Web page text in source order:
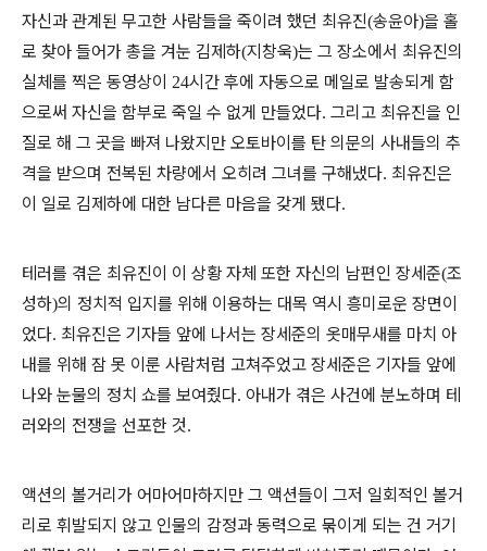
자신과 관계된 무고한 사람들을 죽이려 했던 최유진(송윤아)을 홀
로 찾아 들어가 총을 겨눈 김제하(지창욱)는 그 장소에서 최유진의
실체를 찍은 동영상이
24시간 후에 자동으로 메일로 발송되게 함
으로써 자신을 함부로 죽일 수 없게 만들었다. 그리고 최유진을 인
질로 해 그 곳을 빠져 나왔지만 오토바이를 탄 의문의 사내들의 추
격을 받으며 전복된 차량에서 오히려 그녀를 구해냈다. 최유진은
이 일로 김제하에 대한 남다른 마음을 갖게 됐다.
테러를 겪은 최유진이 이 상황 자체 또한 자신의 남편인 장세준(조
성하)의 정치적 입지를 위해 이용하는 대목 역시 흥미로운 장면이
었다. 최유진은 기자들 앞에 나서는 장세준의 옷매무새를 마치 아
내를 위해 잠 못 이룬 사람처럼 고쳐주었고 장세준은 기자들 앞에
나와 눈물의 정치 쇼를 보여줬다. 아내가 겪은 사건에 분노하며 테
러와의 전쟁을 선포한 것.
액션의 볼거리가 어마어마하지만 그 액션들이 그저 일회적인 볼거
리로 휘발되지 않고 인물의 감정과 동력으로 묶이게 되는 건 거기